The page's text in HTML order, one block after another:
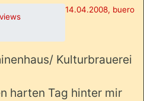
14.04.2008, buero
Kulturbrauerei
harten Tag hinter mir